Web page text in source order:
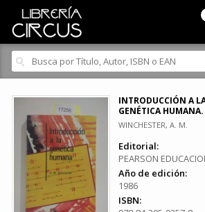
INTRODUCCIÓN A
GENÉTICA
WINCHESTER, A. M.
Editorial:
PEARSON
Año de edición:
1986
ISBN: